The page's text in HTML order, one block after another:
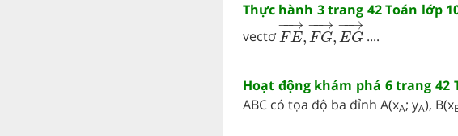
Thực hành 3 trang 42 Toán lớp
vectơ
−
−→
FE,
−
−→
FG,
−
−→
EG
FE→,FG→,EG→
....
Hoạt động khám phá 6 trang 42
ABC có tọa độ ba đỉnh A(xA; yA), B(x